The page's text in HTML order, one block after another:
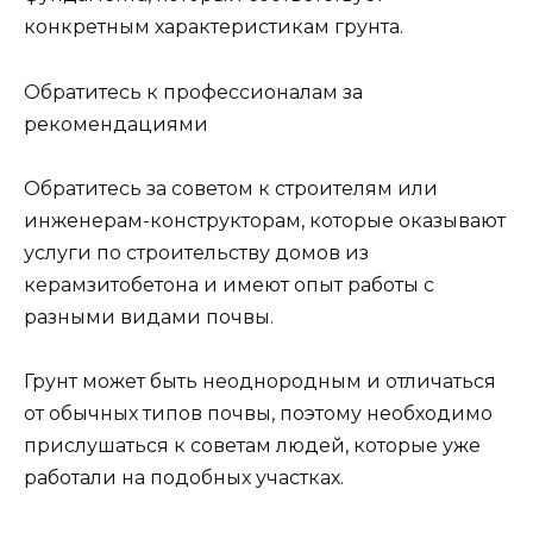
конкретным характеристикам грунта.
Обратитесь к профессионалам за
рекомендациями
Обратитесь за советом к строителям или
инженерам-конструкторам, которые оказывают
услуги по строительству домов из
керамзитобетона и имеют опыт работы с
разными видами почвы.
Грунт может быть неоднородным и отличаться
от обычных типов почвы, поэтому необходимо
прислушаться к советам людей, которые уже
работали на подобных участках.